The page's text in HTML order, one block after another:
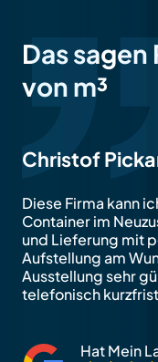
Das
von m³
Christof
Diese Firma kann
Container im
und Lieferung mit
Aufstellung am
Ausstellung sehr
telefonisch
Hat Mein